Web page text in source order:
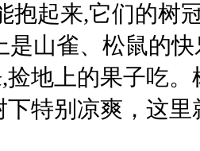
抱起来,它们的树
是山雀、松鼠的
捡地上的果子吃
下特别凉爽，这